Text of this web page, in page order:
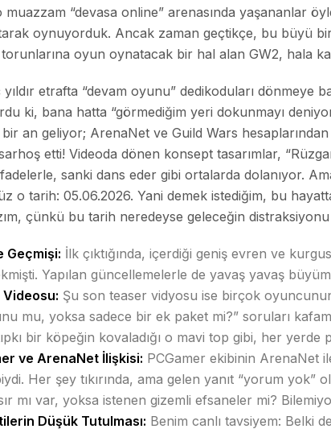
muazzam “devasa online” arenasında yaşananlar
oynuyorduk. Ancak zaman geçtikçe, bu büyü
oyun oynatacak bir hal alan GW2, hala
etrafta “devam oyunu” dedikoduları dönmeye
ki, bana hatta “görmediğim yeri dokunmayı
an geliyor; ArenaNet ve Guild Wars hesaplarından
etti! Videoda dönen konsept tasarımlar,
sanki dans eder gibi ortalarda dolanıyor.
o tarih: 05.06.2026. Yani demek istediğim, bu
çünkü bu tarih neredeyse geleceğin
Geçmişi: İlk çıktığında, içerdiği geniş evren ve
Yapılan güncellemelerle de yavaş yavaş
Şu son teaser vidyosu ise birçok
mu, yoksa sadece bir ek paket mi?” soruları
bir köpeğin kovaladığı o mavi top gibi, her yerde
ve ArenaNet İlişkisi: PCGamer ekibinin ArenaNet
Her şey tıkırında, ama gelen yanıt “yorum yok”
mı var, yoksa istenen gizemli efsaneler mi?
Düşük Tutulması: Benim canlı tavsiyem: Belki